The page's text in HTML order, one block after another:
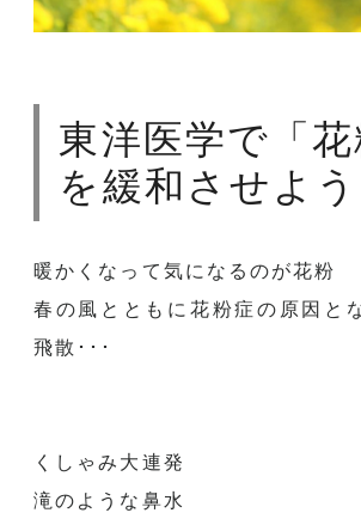
東洋医学で「花
を緩和させよう
暖かくなって気になるのが花粉
春の風とともに花粉症の原因と
飛散･･･
くしゃみ大連発
滝のような鼻水